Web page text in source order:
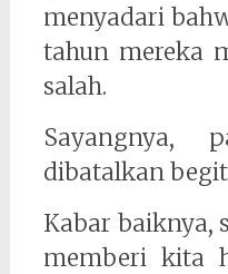
menyadari
tahun mereka
salah.
Sayangnya,
dibatalkan
Kabar baiknya,
memberi kita